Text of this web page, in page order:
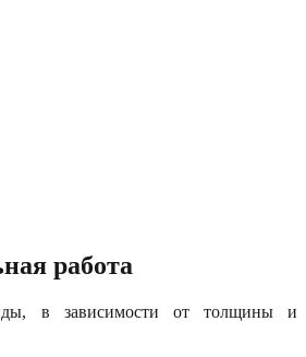
работа
в зависимости от толщины и